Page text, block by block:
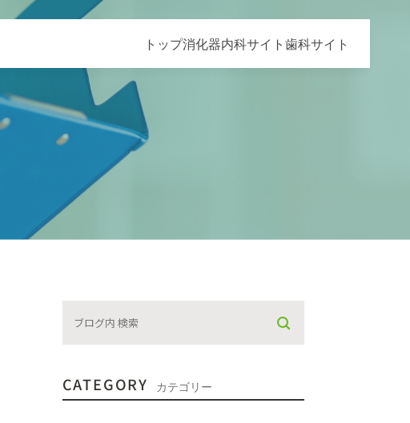
トップ消化器内科サイト歯科サイト
CATEGORY カテゴリー